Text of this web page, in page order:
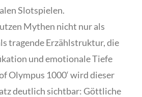
Slotspielen.
Mythen nicht nur als
tragende Erzählstruktur, die
und emotionale Tiefe
Olympus 1000‘ wird dieser
deutlich sichtbar: Göttliche